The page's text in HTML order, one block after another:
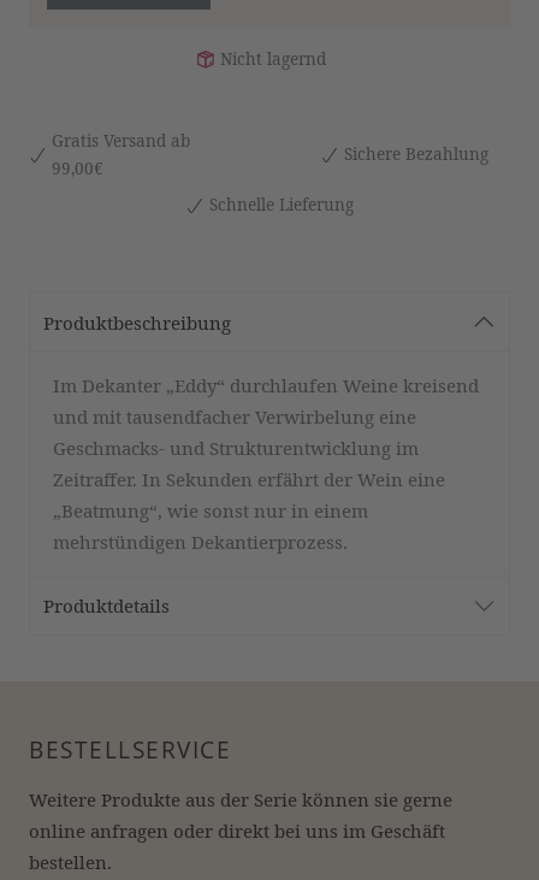
Nicht lagernd
Gratis Versand ab
99,00€
Sichere Bezahlung
Schnelle Lieferung
Produktbeschreibung
Im Dekanter „Eddy“ durchlaufen Weine kreisend
und mit tausendfacher Verwirbelung eine
Geschmacks- und Strukturentwicklung im
Zeitraffer. In Sekunden erfährt der Wein eine
„Beatmung“, wie sonst nur in einem
mehrstündigen Dekantierprozess.
Produktdetails
BESTELLSERVICE
Weitere Produkte aus der Serie können sie gerne
online anfragen oder direkt bei uns im Geschäft
bestellen.